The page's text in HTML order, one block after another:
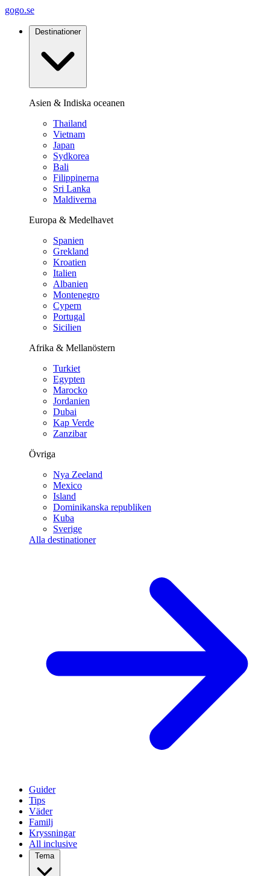
gogo.se
Destinationer
Asien & Indiska oceanen
Thailand
Vietnam
Japan
Sydkorea
Bali
Filippinerna
Sri Lanka
Maldiverna
Europa & Medelhavet
Spanien
Grekland
Kroatien
Italien
Albanien
Montenegro
Cypern
Portugal
Sicilien
Afrika & Mellanöstern
Turkiet
Egypten
Marocko
Jordanien
Dubai
Kap Verde
Zanzibar
Övriga
Nya Zeeland
Mexico
Island
Dominikanska republiken
Kuba
Sverige
Alla destinationer
Guider
Tips
Väder
Familj
Kryssningar
All inclusive
Tema